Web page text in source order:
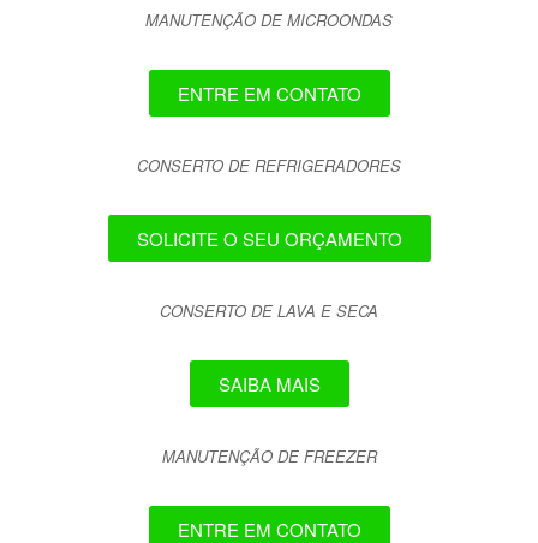
MANUTENÇÃO DE MICROONDAS
ENTRE EM CONTATO
CONSERTO DE REFRIGERADORES
SOLICITE O SEU ORÇAMENTO
CONSERTO DE LAVA E SECA
SAIBA MAIS
MANUTENÇÃO DE FREEZER
ENTRE EM CONTATO